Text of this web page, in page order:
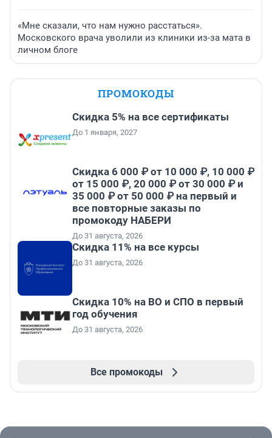
«Мне сказали, что нам нужно расстаться».
Московского врача уволили из клиники из-за мата в
личном блоге
ПРОМОКОДЫ
Скидка 5% на все сертификаты
До 1 января, 2027
Скидка 6 000 ₽ от 10 000 ₽, 10 000 ₽
от 15 000 ₽, 20 000 ₽ от 30 000 ₽ и
35 000 ₽ от 50 000 ₽ на первый и
все повторные заказы по
промокоду НАБЕРИ
До 31 августа, 2026
Скидка 11% на все курсы
До 31 августа, 2026
Скидка 10% на ВО и СПО в первый
год обучения
До 31 августа, 2026
Все промокоды